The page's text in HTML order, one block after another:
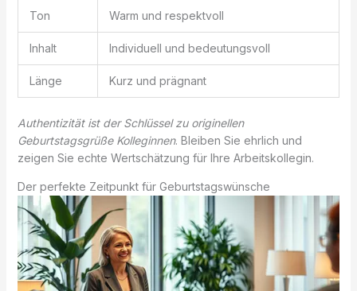
Ton Warm und respektvoll
Inhalt Individuell und bedeutungsvoll
Länge Kurz und prägnant
Authentizität ist der Schlüssel zu originellen
Geburtstagsgrüße Kolleginnen. Bleiben Sie ehrlich und
zeigen Sie echte Wertschätzung für Ihre Arbeitskollegin.
Der perfekte Zeitpunkt für Geburtstagswünsche